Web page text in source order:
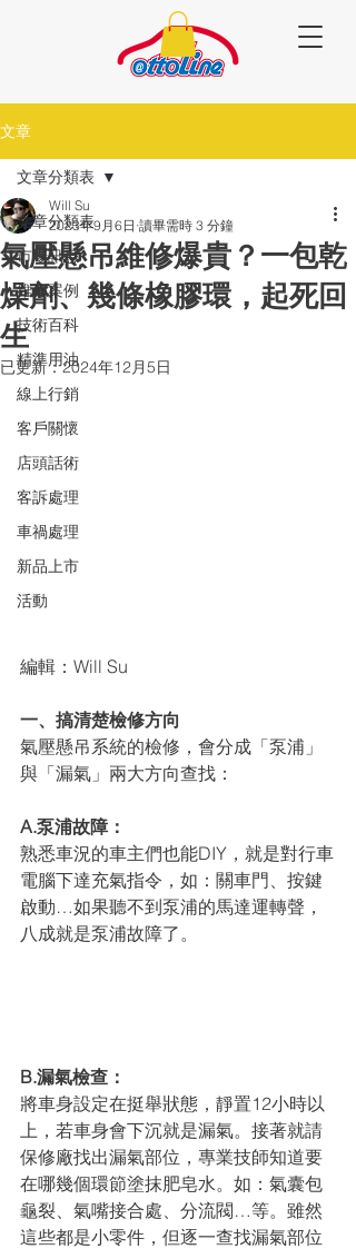
文章
文章分類表
市場訊息
維修案例
技術百科
精準用油
線上行銷
客戶關懷
店頭話術
客訴處理
車禍處理
新品上市
活動
文章分類表
氣壓懸吊維修爆貴？一包乾
燥劑、幾條橡膠環，起死回
生
Will Su
2023年9月6日 讀畢需時 3 分鐘
已更新：2024年12月5日
編輯：Will Su
一、搞清楚檢修方向
氣壓懸吊系統的檢修，會分成「泵浦」
與「漏氣」兩大方向查找：
A.泵浦故障：
熟悉車況的車主們也能DIY，就是對行車
電腦下達充氣指令，如：關車門、按鍵
啟動…如果聽不到泵浦的馬達運轉聲，
八成就是泵浦故障了。
B.漏氣檢查：
將車身設定在挺舉狀態，靜置12小時以
上，若車身會下沉就是漏氣。接著就請
保修廠找出漏氣部位，專業技師知道要
在哪幾個環節塗抹肥皂水。如：氣囊包
龜裂、氣嘴接合處、分流閥…等。雖然
這些都是小零件，但逐一查找漏氣部位